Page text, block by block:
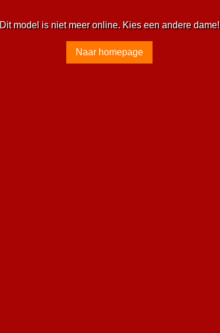
Dit model is niet meer online. Kies een andere dame!
Naar homepage